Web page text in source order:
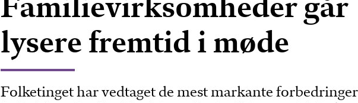
lysere fremtid i møde
Folketinget har vedtaget de mest markante